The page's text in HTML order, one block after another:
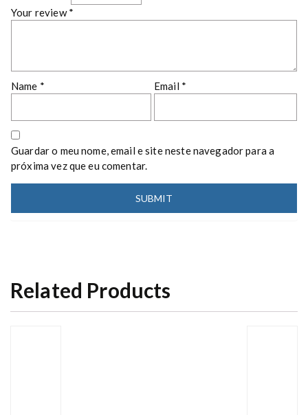
Your review*
Name * Email *
Guardar o meu nome, email e site neste navegador para a
próxima vez que eu comentar.
Related Products